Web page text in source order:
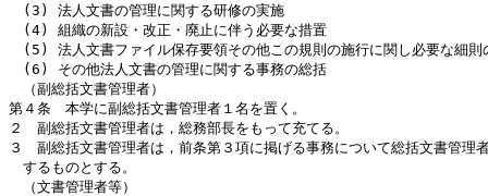
(3) 法人文書の管理に関する研修の実施
(4) 組織の新設・改正・廃止に伴う必要な措置
(5) 法人文書ファイル保存要領その他この規則の施行に関し必要な細則
(6) その他法人文書の管理に関する事務の総括
（副総括文書管理者）
第４条　本学に副総括文書管理者１名を置く。
２　副総括文書管理者は，総務部長をもって充てる。
３　副総括文書管理者は，前条第３項に掲げる事務について総括文書管理
するものとする。
（文書管理者等）